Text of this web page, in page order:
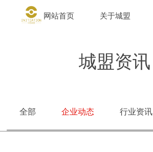
网站首页 关于城盟
城盟资讯
全部 企业动态 行业资讯